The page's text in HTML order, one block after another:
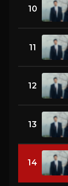
10
11
12
13
14